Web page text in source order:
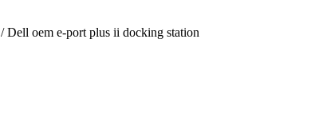
/ Dell oem e-port plus ii docking station